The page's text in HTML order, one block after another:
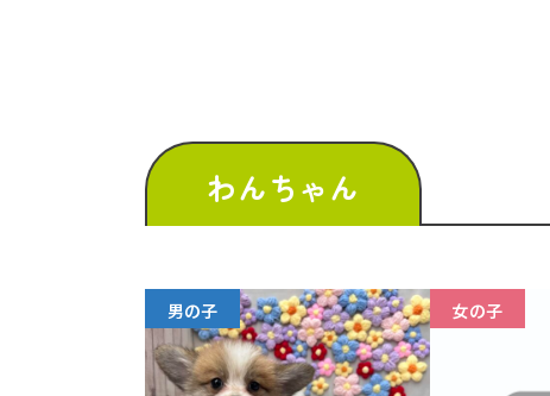
わんちゃん
男の子 女の子